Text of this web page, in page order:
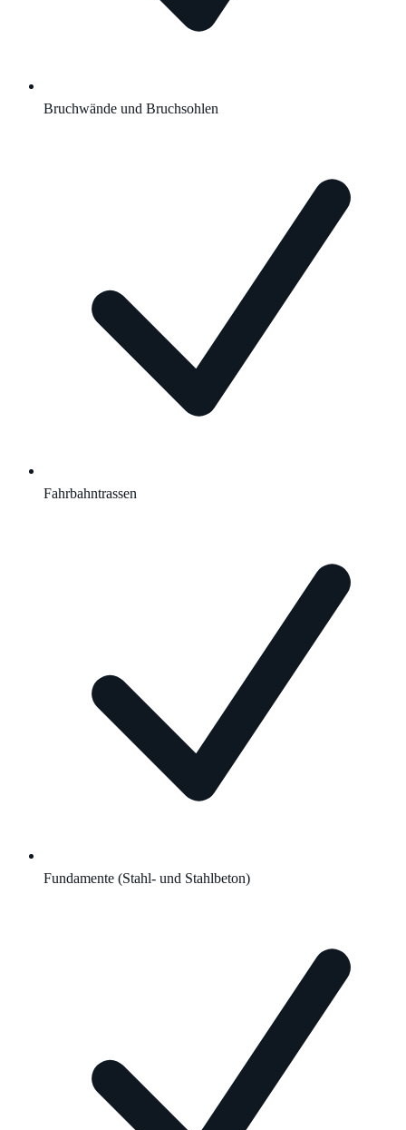
Bruchwände und Bruchsohlen
Fahrbahntrassen
Fundamente (Stahl- und Stahlbeton)